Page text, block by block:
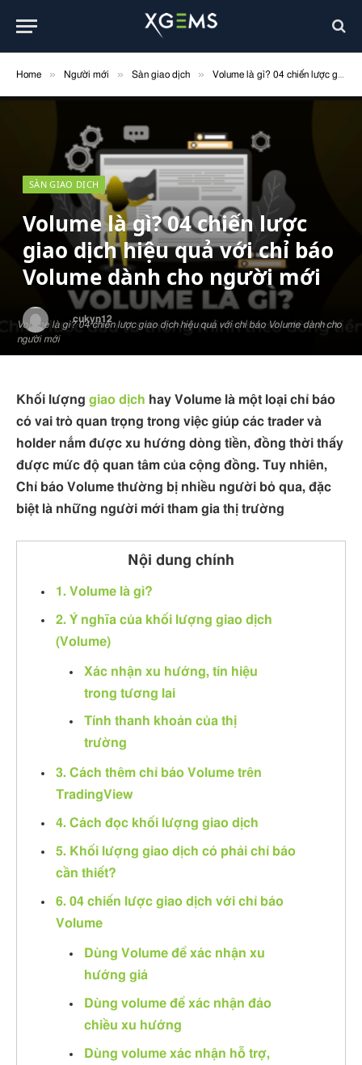
Home » Người mới » Sàn giao dịch » Volume là gì? 04 chiến lược giao dịch hiệu quả với chỉ báo Volume dành cho người mới
Volume là gì? 04 chiến lược giao dịch hiệu quả với chỉ báo Volume dành cho
người mới
SÀN GIAO DỊCH
Volume là gì? 04 chiến lược
giao dịch hiệu quả với chỉ báo
Volume dành cho người mới
By cukyn12 Tháng Tư 26, 2022 9 Mins Read
Khối lượng giao dịch hay Volume là một loại chỉ báo
có vai trò quan trọng trong việc giúp các trader và
holder nắm được xu hướng dòng tiền, đồng thời thấy
được mức độ quan tâm của cộng đồng. Tuy nhiên,
Chỉ báo Volume thường bị nhiều người bỏ qua, đặc
biệt là những người mới tham gia thị trường
Nội dung chính
1. Volume là gì?
2. Ý nghĩa của khối lượng giao dịch
(Volume)
Xác nhận xu hướng, tín hiệu
trong tương lai
Tính thanh khoản của thị
trường
3. Cách thêm chỉ báo Volume trên
TradingView
4. Cách đọc khối lượng giao dịch
5. Khối lượng giao dịch có phải chỉ báo
cần thiết?
6. 04 chiến lược giao dịch với chỉ báo
Volume
Dùng Volume để xác nhận xu
hướng giá
Dùng volume để xác nhận đảo
chiều xu hướng
Dùng volume xác nhận hỗ trợ,